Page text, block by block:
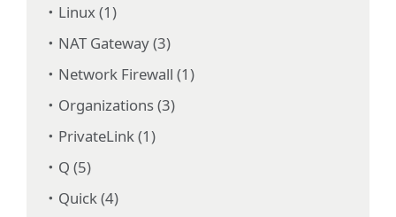
Linux (1)
NAT Gateway (3)
Network Firewall (1)
Organizations (3)
PrivateLink (1)
Q (5)
Quick (4)